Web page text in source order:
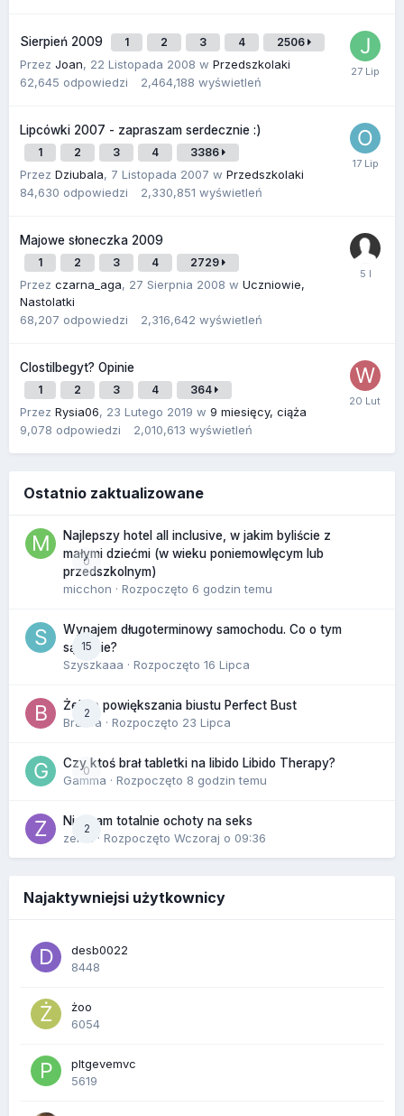
Sierpień 2009 1 2 3 4 2506
Przez Joan, 22 Listopada 2008 w Przedszkolaki
62,645 odpowiedzi 2,464,188 wyświetleń
Lipcówki 2007 - zapraszam serdecznie :)
1 2 3 4 3386
Przez Dziubala, 7 Listopada 2007 w Przedszkolaki
84,630 odpowiedzi 2,330,851 wyświetleń
Majowe słoneczka 2009
1 2 3 4 2729
Przez czarna_aga, 27 Sierpnia 2008 w Uczniowie,
Nastolatki
68,207 odpowiedzi 2,316,642 wyświetleń
Clostilbegyt? Opinie
1 2 3 4 364
Przez Rysia06, 23 Lutego 2019 w 9 miesięcy, ciąża
9,078 odpowiedzi 2,010,613 wyświetleń
Ostatnio zaktualizowane
0
Najlepszy hotel all inclusive, w jakim byliście z
małymi dziećmi (w wieku poniemowlęcym lub
przedszkolnym)
micchon · Rozpoczęto 6 godzin temu
15
Wynajem długoterminowy samochodu. Co o tym
sądzicie?
Szyszkaaa · Rozpoczęto 16 Lipca
2
Żel do powiększania biustu Perfect Bust
Bravva · Rozpoczęto 23 Lipca
0
Czy ktoś brał tabletki na libido Libido Therapy?
Gamma · Rozpoczęto 8 godzin temu
2
Nie mam totalnie ochoty na seks
zenla
· Rozpoczęto Wczoraj o 09:36
Najaktywniejsi użytkownicy
desb0022
8448
żoo
6054
pltgevemvc
5619